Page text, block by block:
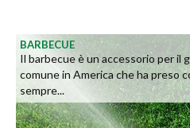
BARBECUE
Il barbecue è un accessorio per il
comune in America che ha preso
sempre...